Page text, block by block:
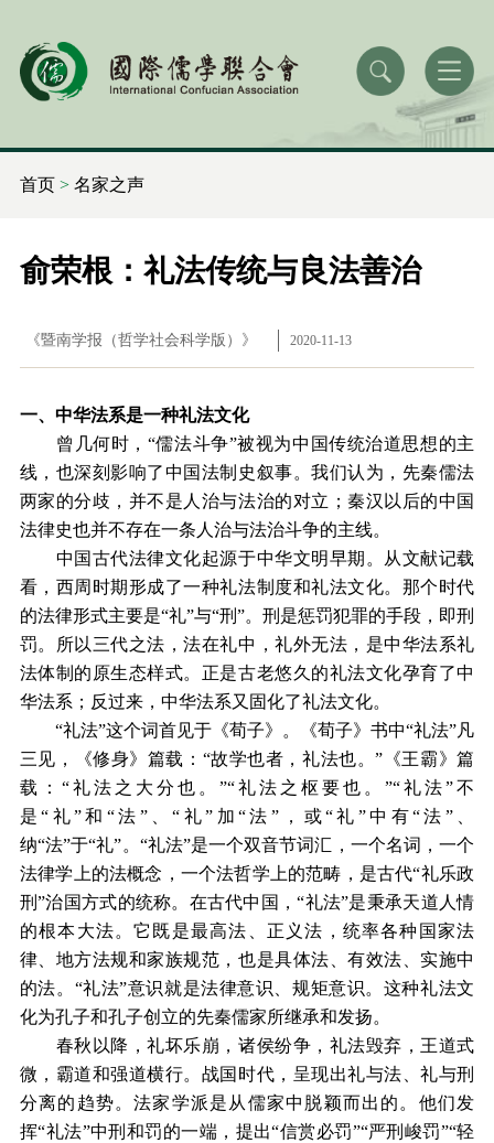
首页> 名家之声
俞荣根：礼法传统与良法善治
《暨南学报（哲学社会科学版）》 2020-11-13
一、中华法系是一种礼法文化
曾几何时，“儒法斗争”被视为中国传统治道思想的主
线，也深刻影响了中国法制史叙事。我们认为，先秦儒法
两家的分歧，并不是人治与法治的对立；秦汉以后的中国
法律史也并不存在一条人治与法治斗争的主线。
中国古代法律文化起源于中华文明早期。从文献记载
看，西周时期形成了一种礼法制度和礼法文化。那个时代
的法律形式主要是“礼”与“刑”。刑是惩罚犯罪的手段，即刑
罚。所以三代之法，法在礼中，礼外无法，是中华法系礼
法体制的原生态样式。正是古老悠久的礼法文化孕育了中
华法系；反过来，中华法系又固化了礼法文化。
“礼法”这个词首见于《荀子》。《荀子》书中“礼法”凡
三见，《修身》篇载：“故学也者，礼法也。”《王霸》篇
载：“礼法之大分也。”“礼法之枢要也。”“礼法”不
是“礼”和“法”、“礼”加“法”，或“礼”中有“法”、
纳“法”于“礼”。“礼法”是一个双音节词汇，一个名词，一个
法律学上的法概念，一个法哲学上的范畴，是古代“礼乐政
刑”治国方式的统称。在古代中国，“礼法”是秉承天道人情
的根本大法。它既是最高法、正义法，统率各种国家法
律、地方法规和家族规范，也是具体法、有效法、实施中
的法。“礼法”意识就是法律意识、规矩意识。这种礼法文
化为孔子和孔子创立的先秦儒家所继承和发扬。
春秋以降，礼坏乐崩，诸侯纷争，礼法毁弃，王道式
微，霸道和强道横行。战国时代，呈现出礼与法、礼与刑
分离的趋势。法家学派是从儒家中脱颖而出的。他们发
挥“礼法”中刑和罚的一端，提出“信赏必罚”“严刑峻罚”“轻